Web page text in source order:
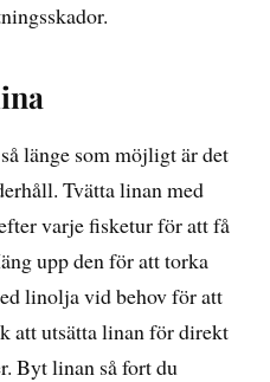
länge som möjligt är det
Tvätta linan med
varje fisketur för att få
upp den för att torka
linolja vid behov för att
att utsätta linan för direkt
Byt linan så fort du